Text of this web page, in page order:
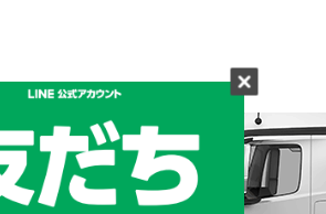
ーと形状から探す
BRAND & TYPE